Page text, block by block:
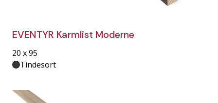
EVENTYR Karmlist Moderne
20 x 95
Tindesort